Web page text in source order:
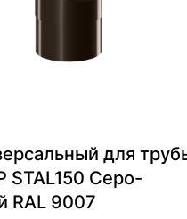
для
STAL150 Серо-
RAL 9007